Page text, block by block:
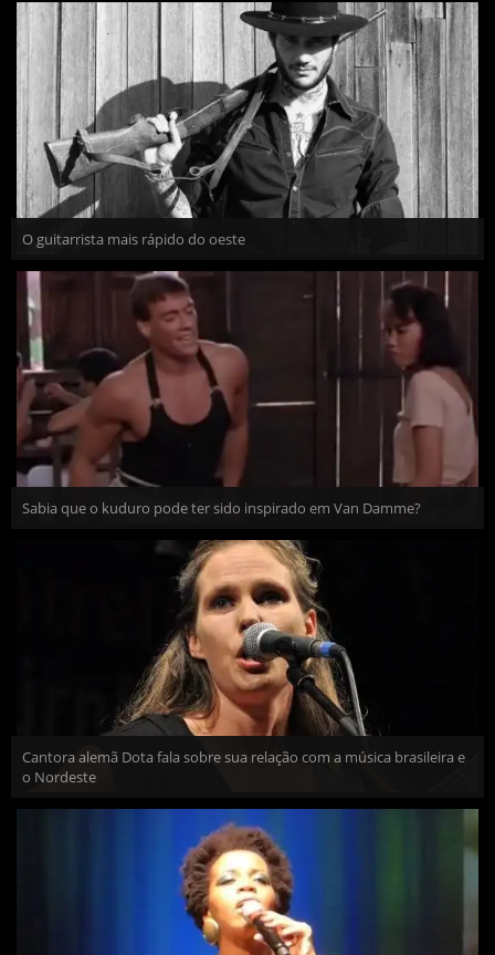
O guitarrista mais rápido do oeste
Sabia que o kuduro pode ter sido inspirado em Van Damme?
Cantora alemã Dota fala sobre sua relação com a música brasileira e
o Nordeste